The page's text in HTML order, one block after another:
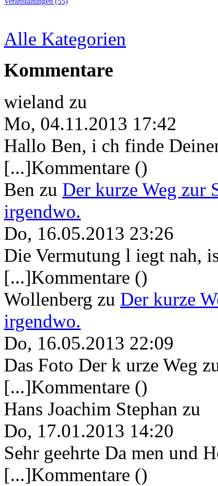
Alle Kategorien
Kommentare
wieland zu
Mo, 04.11.2013 17:42
Hallo Ben, i ch finde
[...]Kommentare ()
Ben zu Der kurze Weg zur
irgendwo.
Do, 16.05.2013 23:26
Die Vermutung l iegt nah,
[...]Kommentare ()
Wollenberg zu Der kurze
irgendwo.
Do, 16.05.2013 22:09
Das Foto Der k urze Weg
[...]Kommentare ()
Hans Joachim Stephan zu
Do, 17.01.2013 14:20
Sehr geehrte Da men und
[...]Kommentare ()